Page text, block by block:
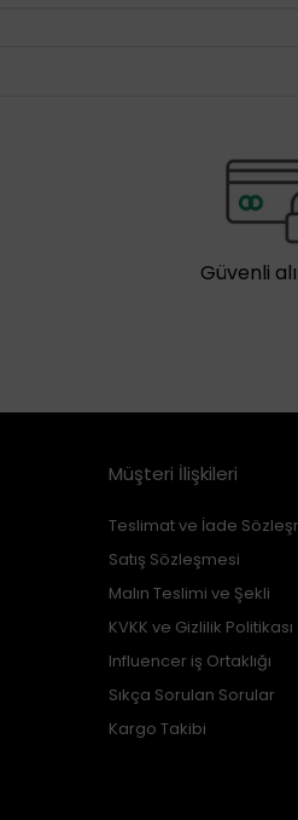
Güvenli
Müşteri İlişkileri
Teslimat ve İade
Satış Sözleşmesi
Malın Teslimi ve Şekli
KVKK ve Gizlilik Politikası
Influencer iş Ortaklığı
Sıkça Sorulan Sorular
Kargo Takibi